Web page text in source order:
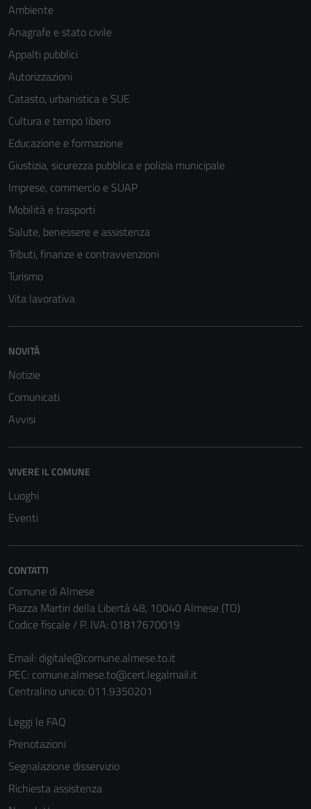
Ambiente
Anagrafe e stato civile
Appalti pubblici
Autorizzazioni
Catasto, urbanistica e SUE
Cultura e tempo libero
Educazione e formazione
Giustizia, sicurezza pubblica e polizia municipale
Imprese, commercio e SUAP
Mobilità e trasporti
Salute, benessere e assistenza
Tributi, finanze e contravvenzioni
Turismo
Vita lavorativa
NOVITÀ
Notizie
Comunicati
Avvisi
VIVERE IL COMUNE
Luoghi
Eventi
CONTATTI
Comune di Almese
Piazza Martiri della Libertà 48, 10040 Almese (TO)
Codice fiscale / P. IVA: 01817670019
Email: digitale@comune.almese.to.it
PEC: comune.almese.to@cert.legalmail.it
Centralino unico: 011.9350201
Leggi le FAQ
Prenotazioni
Segnalazione disservizio
Richiesta assistenza
disabilitati.